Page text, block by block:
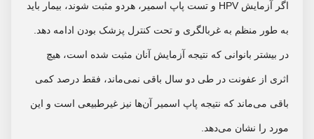
اگر آزمایش HPV و تست پاپ اسمیر، هردو مثبت شوند، بیمار باید
به طور منظم به غربالگری و تحت کنترل پزشک بودن ادامه دهد.
در بیشتر بانوانی که نتیجه آزمایش آنان مثبت شده است، هیچ
اثری از عفونت در طی دو سال باقی نمی‌ماند، فقط درصد کمی
باقی می‌ماند که نتیجه پاپ اسمیر آن‌ها نیز غیرطبیعی است و این
مورد را نشان می‌دهد.